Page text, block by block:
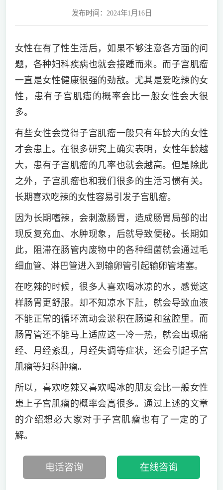
发布时间：2024年1月16日
女性在有了性生活后，如果不够注意各方面的问
题，各种妇科疾病也就会接踵而来。而子宫肌瘤
一直是女性健康很强的劲敌。尤其是爱吃辣的女
性，患有子宫肌瘤的概率会比一般女性会大很
多。
有些女性会觉得子宫肌瘤一般只有年龄大的女性
才会患上。在很多研究上确实表明，女性年龄越
大，患有子宫肌瘤的几率也就会越高。但是除此
之外，子宫肌瘤也和我们很多的生活习惯有关。
长期喜欢吃辣的女性容易引发子宫肌瘤。
因为长期嗜辣，会刺激肠胃，造成肠胃局部的出
现反复充血、水肿现象，后就导致便秘。长期如
此，阻滞在肠管内废物中的各种细菌就会通过毛
细血管、淋巴管进入到输卵管引起输卵管堵塞。
在吃辣的时候，很多人喜欢喝冰凉的水，感觉这
样肠胃更舒服。却不知凉水下肚，就会导致血液
不能正常的循环流动会淤积在肠道和盆腔里。而
肠胃管还不能马上适应这一冷一热，就会出现痛
经、月经紊乱，月经失调等症状，还会引起子宫
肌瘤等妇科肿瘤。
所以，喜欢吃辣又喜欢喝冰的朋友会比一般女性
患上子宫肌瘤的概率会高很多。通过上述的文章
的介绍想必大家对于子宫肌瘤也有了一定的了
解。
电话咨询 在线咨询